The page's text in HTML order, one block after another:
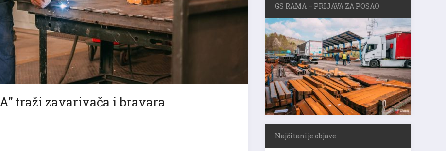
traži zavarivača i bravara
GS RAMA – PRIJAVA ZA POSAO
Najčitanije objave